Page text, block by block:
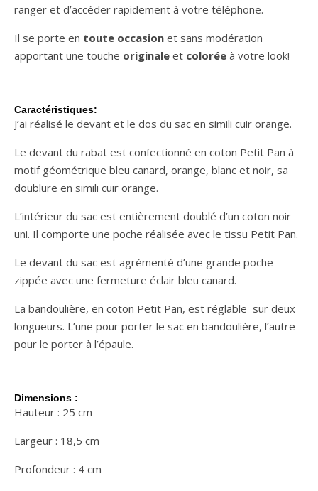
ranger et d’accéder rapidement à votre téléphone.
Il se porte en toute occasion et sans modération
apportant une touche originale et colorée à votre look!
Caractéristiques:
J’ai réalisé le devant et le dos du sac en simili cuir orange.
Le devant du rabat est confectionné en coton Petit Pan à
motif géométrique bleu canard, orange, blanc et noir, sa
doublure en simili cuir orange.
L’intérieur du sac est entièrement doublé d’un coton noir
uni. Il comporte une poche réalisée avec le tissu Petit Pan.
Le devant du sac est agrémenté d’une grande poche
zippée avec une fermeture éclair bleu canard.
La bandoulière, en coton Petit Pan, est réglable sur deux
longueurs. L’une pour porter le sac en bandoulière, l’autre
pour le porter à l’épaule.
Dimensions :
Hauteur : 25 cm
Largeur : 18,5 cm
Profondeur : 4 cm